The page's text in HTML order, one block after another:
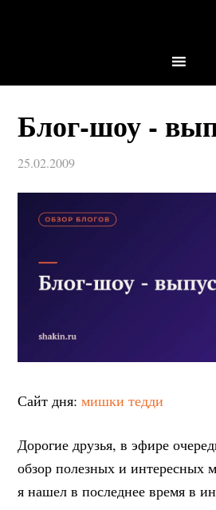
Блог-шоу -
25.02.2009
Сайт дня:мишки тедди
Дорогие друзья, в эфире
обзор полезных и интересных
я нашел в последнее время в